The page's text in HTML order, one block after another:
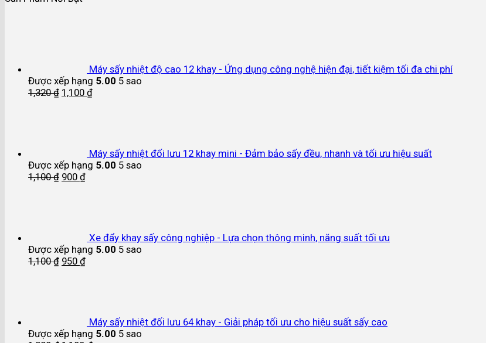
Máy sấy nhiệt độ cao 12 khay - Ứng dụng công nghệ hiện đại, tiết kiệm tối đa chi phí
Được xếp hạng 5.00 5 sao
1,320₫ 1,100 ₫
Máy sấy nhiệt đối lưu 12 khay mini - Đảm bảo sấy đều, nhanh và tối ưu hiệu suất
Được xếp hạng 5.00 5 sao
1,100₫ 900 ₫
Xe đẩy khay sấy công nghiệp - Lựa chọn thông minh, năng suất tối ưu
Được xếp hạng 5.00 5 sao
1,100₫ 950 ₫
Máy sấy nhiệt đối lưu 64 khay - Giải pháp tối ưu cho hiệu suất sấy cao
Được xếp hạng 5.00 5 sao